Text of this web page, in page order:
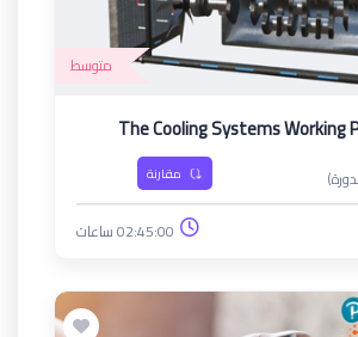
متوسط
The Cooling Systems Working
مقارنة
02:45:00 ساعات